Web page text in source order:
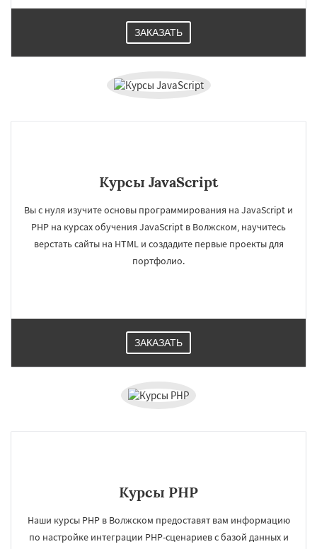
ЗАКАЗАТЬ
Курсы JavaScript
Вы с нуля изучите основы программирования на JavaScript и
PHP на курсах обучения JavaScript в Волжском, научитесь
верстать сайты на HTML и создадите первые проекты для
портфолио.
ЗАКАЗАТЬ
Курсы PHP
Наши курсы PHP в Волжском предоставят вам информацию
по настройке интеграции PHP-сценариев с базой данных и